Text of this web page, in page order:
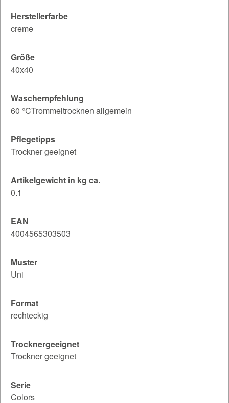
Herstellerfarbe
creme
Größe
40x40
Waschempfehlung
60 °CTrommeltrocknen allgemein
Pflegetipps
Trockner geeignet
Artikelgewicht in kg ca.
0.1
EAN
4004565303503
Muster
Uni
Format
rechteckig
Trocknergeeignet
Trockner geeignet
Serie
Colors